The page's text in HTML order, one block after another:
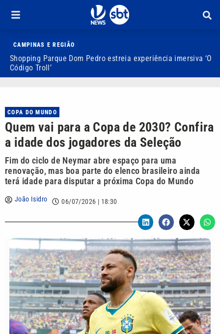
CAMPINAS E REGIÃO
Shopping Parque Dom Pedro estreia experiência imersiva ‘O
Código Troll’
COPA DO MUNDO
Quem vai para a Copa de 2030? Confira
a idade dos jogadores da Seleção
Fim do ciclo de Neymar abre espaço para uma
renovação, mas boa parte do elenco brasileiro ainda
terá idade para disputar a próxima Copa do Mundo
João Isidro 06/07/2026 | 18:30